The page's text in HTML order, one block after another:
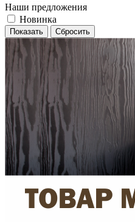
Наши предложения
Новинка
Сбросить